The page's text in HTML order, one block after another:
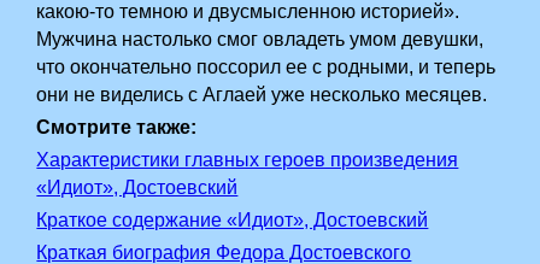
какою-то темною и двусмысленною историей».
Мужчина настолько смог овладеть умом девушки,
что окончательно поссорил ее с родными, и теперь
они не виделись с Аглаей уже несколько месяцев.
Смотрите также:
Характеристики главных героев произведения
«Идиот», Достоевский
Краткое содержание «Идиот», Достоевский
Краткая биография Федора Достоевского